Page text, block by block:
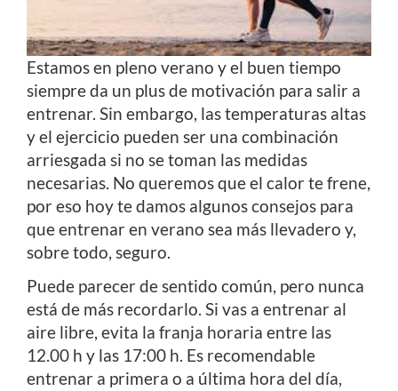
Estamos en pleno verano y el buen tiempo
siempre da un plus de motivación para salir a
entrenar. Sin embargo, las temperaturas altas
y el ejercicio pueden ser una combinación
arriesgada si no se toman las medidas
necesarias. No queremos que el calor te frene,
por eso hoy te damos algunos consejos para
que entrenar en verano sea más llevadero y,
sobre todo, seguro.
Puede parecer de sentido común, pero nunca
está de más recordarlo. Si vas a entrenar al
aire libre, evita la franja horaria entre las
12.00 h y las 17:00 h. Es recomendable
entrenar a primera o a última hora del día,